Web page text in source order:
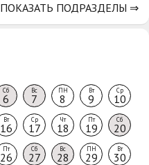
Сб
6
Вс
7
ПН
8
Вт
9
Ср
10
Вт
16
Ср
17
Чт
18
Пт
19
Сб
20
Пт
26
Сб
27
Вс
28
ПН
29
Вт
30
ПОКАЗАТЬ ПОДРАЗДЕЛЫ ⇒